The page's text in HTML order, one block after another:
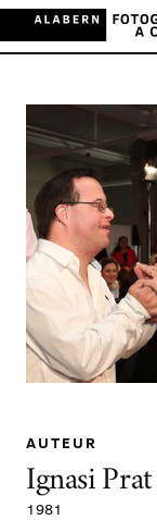
AUTEUR
Ignasi
1981